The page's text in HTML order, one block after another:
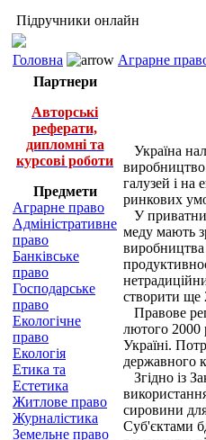
Підручники онлайн
Головна Аграрне
Партнери
Авторські
реферати,
дипломні та
курсові роботи
Предмети
Аграрне право
Адміністративне
право
Банківське
право
Господарське
право
Екологічне
право
Екологія
Етика та
Естетика
Житлове право
Журналістика
Земельне право
Україна
виробництво
галузей і на
ринкових
У
меду мають
виробництва
створити ще
Правове
лютого 2000
Україні.
державного
Згідно із
сировини
Суб'єктами